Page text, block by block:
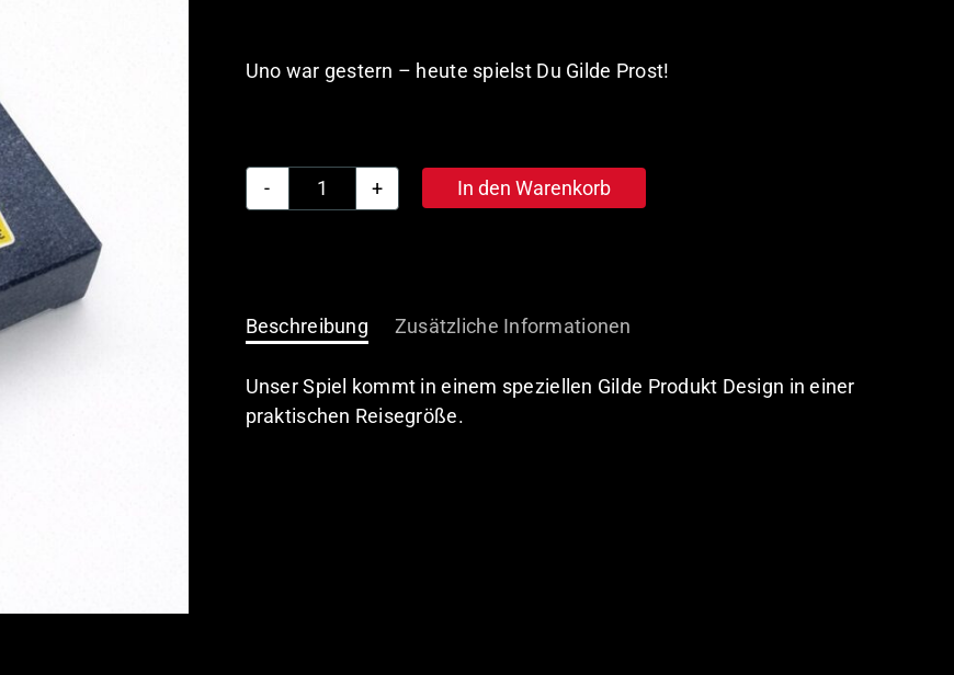
Uno war gestern – heute spielst Du Gilde Prost!
Gilde
Menge
In den Warenkorb
Beschreibung Zusätzliche Informationen
Unser Spiel kommt in einem speziellen Gilde Produkt Design in einer
praktischen Reisegröße.